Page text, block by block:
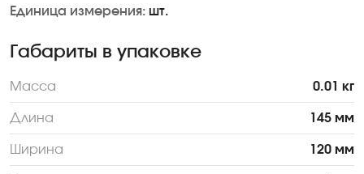
Единица измерения: шт.
Габариты в упаковке
Масса 0.01 кг
Длина 145 мм
Ширина 120 мм